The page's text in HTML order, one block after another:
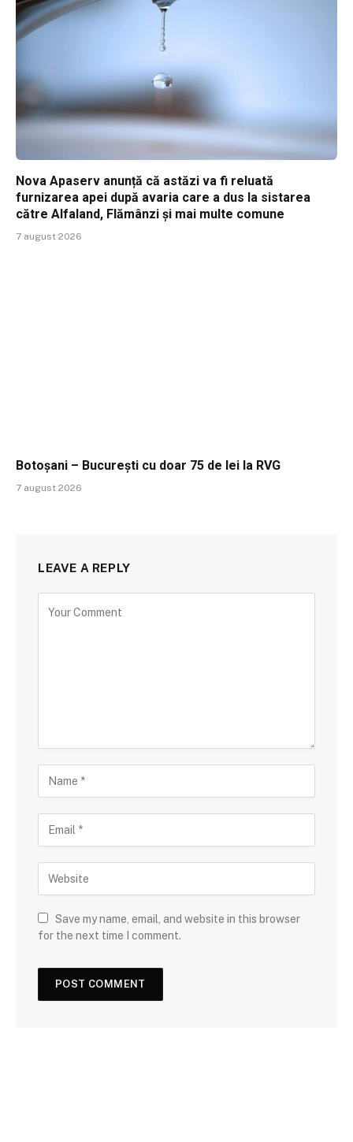
Nova Apaserv anunță că astăzi va fi reluată
furnizarea apei după avaria care a dus la sistarea
către Alfaland, Flămânzi și mai multe comune
7 august 2026
Botoșani – București cu doar 75 de lei la RVG
7 august 2026
LEAVE A REPLY
Save my name, email, and website in this browser
for the next time I comment.